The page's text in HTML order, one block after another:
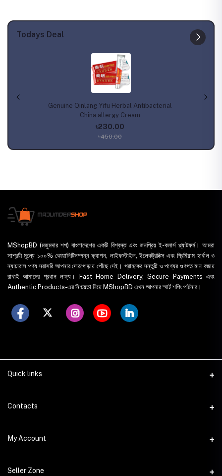
Todays Deal
Genuine Qinlang Yifu Herbal Antibacterial
China allergy Cream
৳230.00
৳450.00
MShopBD (মজুমদার শপ) বাংলাদেশের একটি বিশ্বস্ত এবং জনপ্রিয় ই-কমার্স প্ল্যাটফর্ম। আমরা
সাশ্রয়ী মূল্যে ১০০% কোয়ালিটিসম্পন্ন ফ্যাশন, লাইফস্টাইল, ইলেকট্রনিক্স এবং প্রিমিয়াম হার্বাল ও
ন্যাচারাল পণ্য সরাসরি আপনার দোরগোড়ায় পৌঁছে দেই। গ্রাহকের সন্তুষ্টি ও পণ্যের গুণগত মান বজায়
রাখাই আমাদের প্রধান লক্ষ্য। Fast Home Delivery, Secure Payments এবং
Authentic Products-এর নিশ্চয়তা নিয়ে MShopBD এখন আপনার স্মার্ট শপিং পার্টনার।
Quick links
WhatsApp
Contacts
Address
Janota Road, 8100, Dhaka, Bangladesh.
My Account
Login
Seller Zone